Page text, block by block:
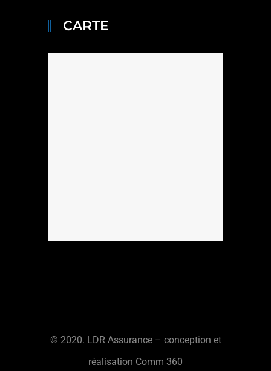
CARTE
© 2020. LDR Assurance – conception et
réalisation Comm 360